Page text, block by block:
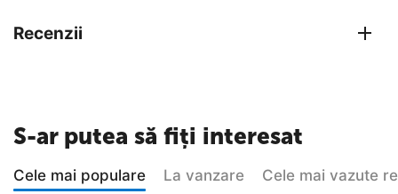
Recenzii
S-ar putea să fiți interesat
Cele mai populare La vanzare Cele mai vazute